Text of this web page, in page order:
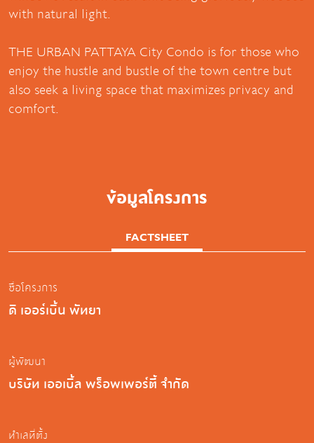
with natural light.
THE URBAN PATTAYA City Condo is for those who
enjoy the hustle and bustle of the town centre but
also seek a living space that maximizes privacy and
comfort.
ข้อมูลโครงการ
FACTSHEET
ชื่อโครงการ
ดิ เออร์เบิ้น พัทยา
ผู้พัฒนา
บริษัท เออเบิ้ล พร็อพเพอร์ตี้ จำกัด
ทำเลที่ตั้ง